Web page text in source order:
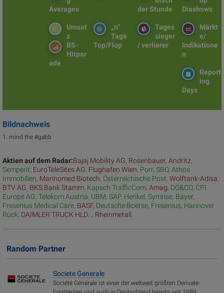
Diashows
der Stunde
Averages
Märkt
e/
Indikatione
n
Tages
sieger
/ verlierer
„n“
Tage
Top/Flop
Umsat
z
BS-
Hitpar
ade
Report
ing
Days
Bildnachweis
1. mind the #gabb
Aktien auf dem Radar:Bajaj Mobility AG, Rosenbauer, Andritz,
Semperit, EuroTeleSites AG, Flughafen Wien, Porr, SBO, Athos
Immobilien, Marinomed Biotech, Österreichische Post, Wolftank-Adisa,
BTV AG, BKS Bank Stamm, Kapsch TrafficCom, Amag, DO&CO, CPI
Europe AG, Telekom Austria, UBM, SAP, Henkel, Symrise, Bayer,
Fresenius Medical Care, BASF, Deutsche Boerse, Fresenius, Hannover
Rück, DAIMLER TRUCK HLD... , Rheinmetall
Random Partner
Societe Generale
Société Générale ist einer der weltweit größten Derivate-